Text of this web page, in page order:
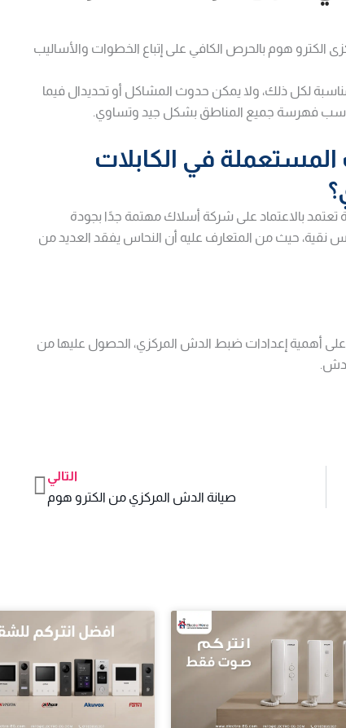
الكترو هوم بالحرص الكافي على إتباع الخطوات والأساليب
لكل ذلك، ولا يمكن حدوث المشاكل أو تحديدال فيما
تناسب فهرسة جميع المناطق بشكل جيد وتساوي.
في الكابلات
بالاعتماد على شركة أسلاك مهتمة جدًا بجودة
نقية، حيث من المتعارف عليه أن النحاس يفقد العديد من
على أهمية إعدادات ضبط الدش المركزي، الحصول عليها من
التالي
صيانة الدش المركزي من الكترو هومNext